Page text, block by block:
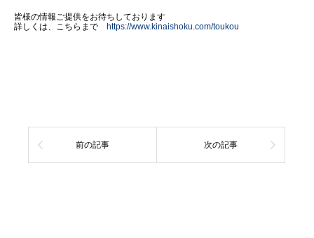
皆様の情報ご提供をお待ちしております
詳しくは、こちらまで https://www.kinaishoku.com/toukou
前の記事 次の記事